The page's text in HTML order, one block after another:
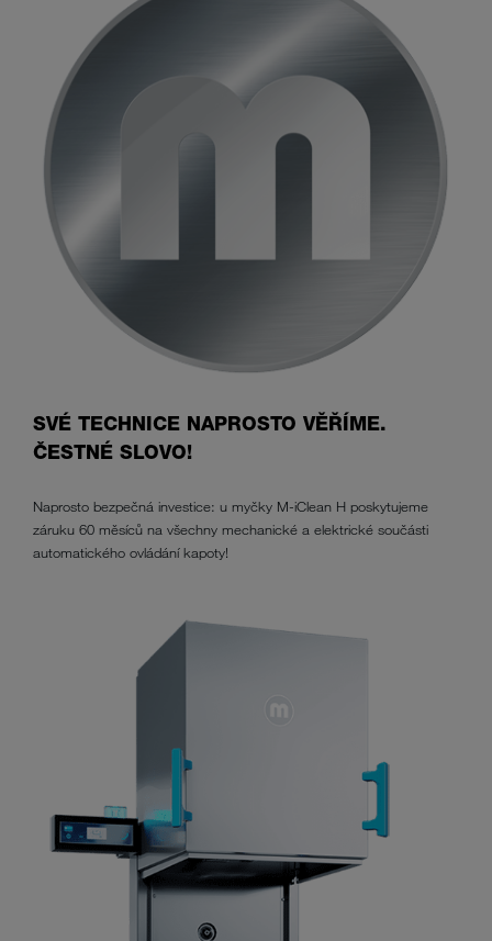
SVÉ TECHNICE NAPROSTO VĚŘÍME.
ČESTNÉ SLOVO!
Naprosto bezpečná investice: u myčky M-iClean H poskytujeme
záruku 60 měsíců na všechny mechanické a elektrické součásti
automatického ovládání kapoty!